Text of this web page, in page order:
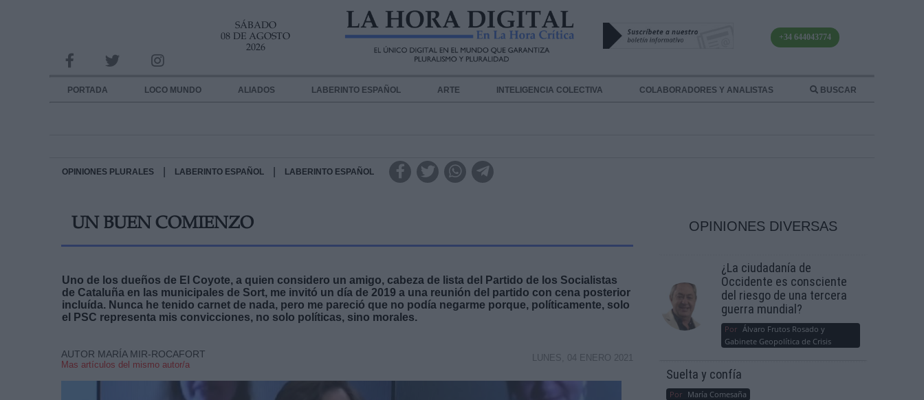
SÁBADO
08 DE AGOSTO
2026
+34 644043774
PORTADA LOCO MUNDO ALIADOS LABERINTO ESPAÑOL ARTE INTELIGENCIA COLECTIVA COLABORADORES Y ANALISTAS BUSCAR
OPINIONES PLURALES LABERINTO ESPAÑOL LABERINTO ESPAÑOL
UN BUEN COMIENZO
Uno de los dueños de El Coyote, a quien considero un amigo, cabeza de lista del Partido de los Socialistas
de Cataluña en las municipales de Sort, me invitó un día de 2019 a una reunión del partido con cena posterior
incluída. Nunca he tenido carnet de nada, pero me pareció que no podía negarme porque, políticamente, solo
el PSC representa mis convicciones, no solo políticas, sino morales.
AUTOR MARÍA MIR-ROCAFORT
Mas artículos del mismo autor/a
LUNES, 04 ENERO 2021
OPINIONES DIVERSAS
¿La ciudadanía de
Occidente es consciente
del riesgo de una tercera
guerra mundial?
Por Álvaro Frutos Rosado y
Gabinete Geopolítica de Crisis
Suelta y confía
Por María Comesaña
INFORMACION SOBRE LA PROTECCIÓN DE TUS DATOS
Responsable:
Destinatarios:
link
Información adicional
link